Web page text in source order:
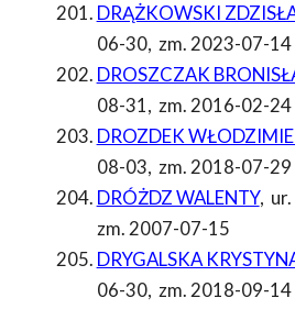
DRĄŻKOWSKI
06-30, zm. 2023-07-14
DROSZCZAK
08-31, zm. 2016-02-24
DROZDEK
08-03, zm. 2018-07-29
DRÓŻDZ WALENTY,
zm. 2007-07-15
DRYGALSKA
06-30, zm. 2018-09-14